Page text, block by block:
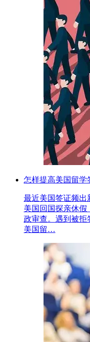
怎样提高美国留学
最近美国签证频出
美国回国探亲休
政审查。遇到被拒
美国留…